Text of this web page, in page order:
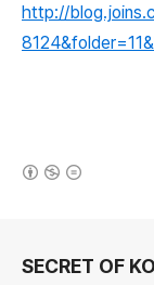
http://
SECRET OF